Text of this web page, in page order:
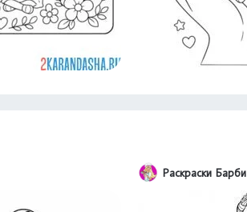
Раскраски Барби